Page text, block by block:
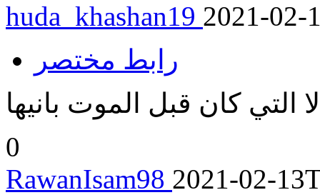
huda_khashan19 2021-02-
رابط مختصر
التي كان قبل الموت بانيها
0
RawanIsam98 2021-02-